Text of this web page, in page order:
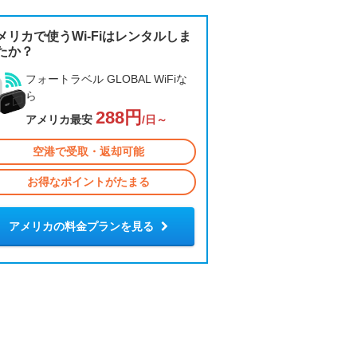
リカで使うWi-Fiはレンタルしま
か？
フォートラベル GLOBAL WiFiな
ら
アメリカ最安 288円 /日～
空港で受取・返却可能
お得なポイントがたまる
アメリカの料金プランを見る